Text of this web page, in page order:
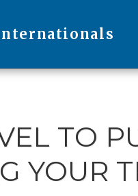
TO
YOUR